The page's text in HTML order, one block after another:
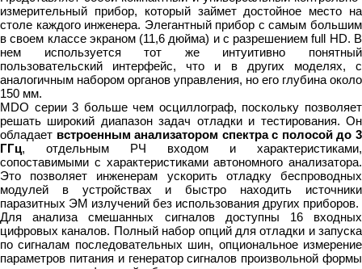
измерительный прибор, который займет достойное место на
столе каждого инженера. Элегантный прибор с самым большим
в своем классе экраном (11,6 дюйма) и c разрешением full HD. В
нем используется тот же интуитивно понятный
пользовательский интерфейс, что и в других моделях, с
аналогичным набором органов управления, но его глубина около
150 мм.
MDO серии 3 больше чем осциллограф, поскольку позволяет
решать широкий диапазон задач отладки и тестирования. Он
обладает встроенным анализатором спектра с полосой до 3
ГГц, отдельным РЧ входом и характеристиками,
сопоставимыми с характеристиками автономного анализатора.
Это позволяет инженерам ускорить отладку беспроводных
модулей в устройствах и быстро находить источники
паразитных ЭМ излучений без использования других приборов.
Для анализа смешанных сигналов доступны 16 входных
цифровых каналов. Полный набор опций для отладки и запуска
по сигналам последовательных шин, опциональное измерение
параметров питания и генератор сигналов произвольной формы